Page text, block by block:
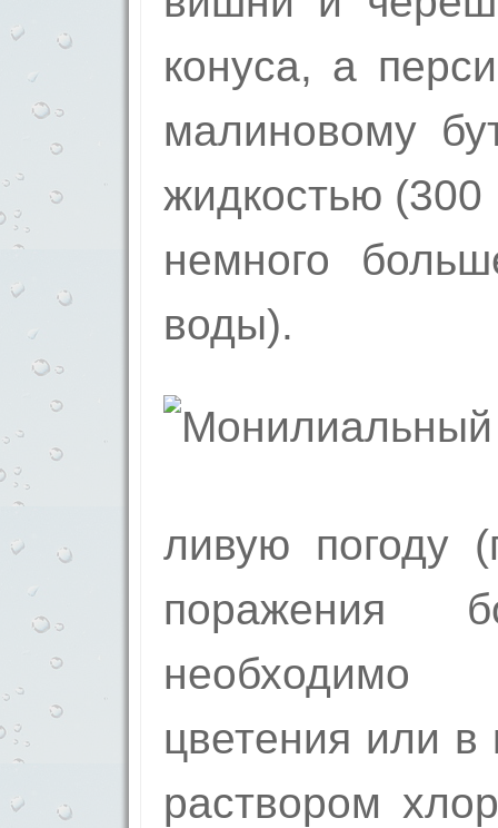
конуса, а
малиновому
жидкостью (300
немного
воды).
ливую погоду
поражения
необходимо
цветения или в
раствором